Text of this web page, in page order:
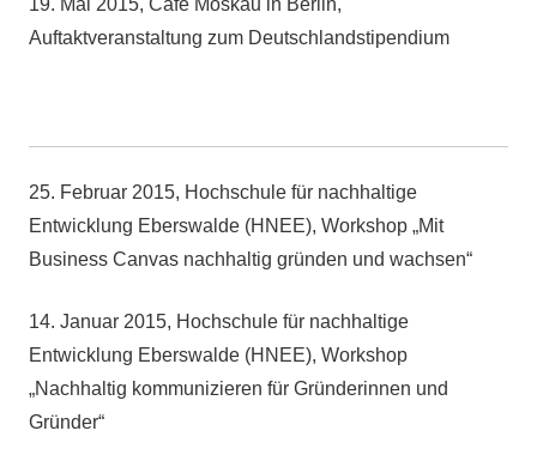
19. Mai 2015, Café Moskau in Berlin,
Auftaktveranstaltung zum Deutschlandstipendium
25. Februar 2015, Hochschule für nachhaltige
Entwicklung Eberswalde (HNEE), Workshop „Mit
Business Canvas nachhaltig gründen und wachsen“
14. Januar 2015, Hochschule für nachhaltige
Entwicklung Eberswalde (HNEE), Workshop
„Nachhaltig kommunizieren für Gründerinnen und
Gründer“